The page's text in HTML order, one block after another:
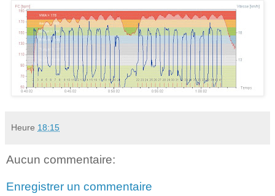
Heure 18:15
Aucun commentaire:
Enregistrer un commentaire